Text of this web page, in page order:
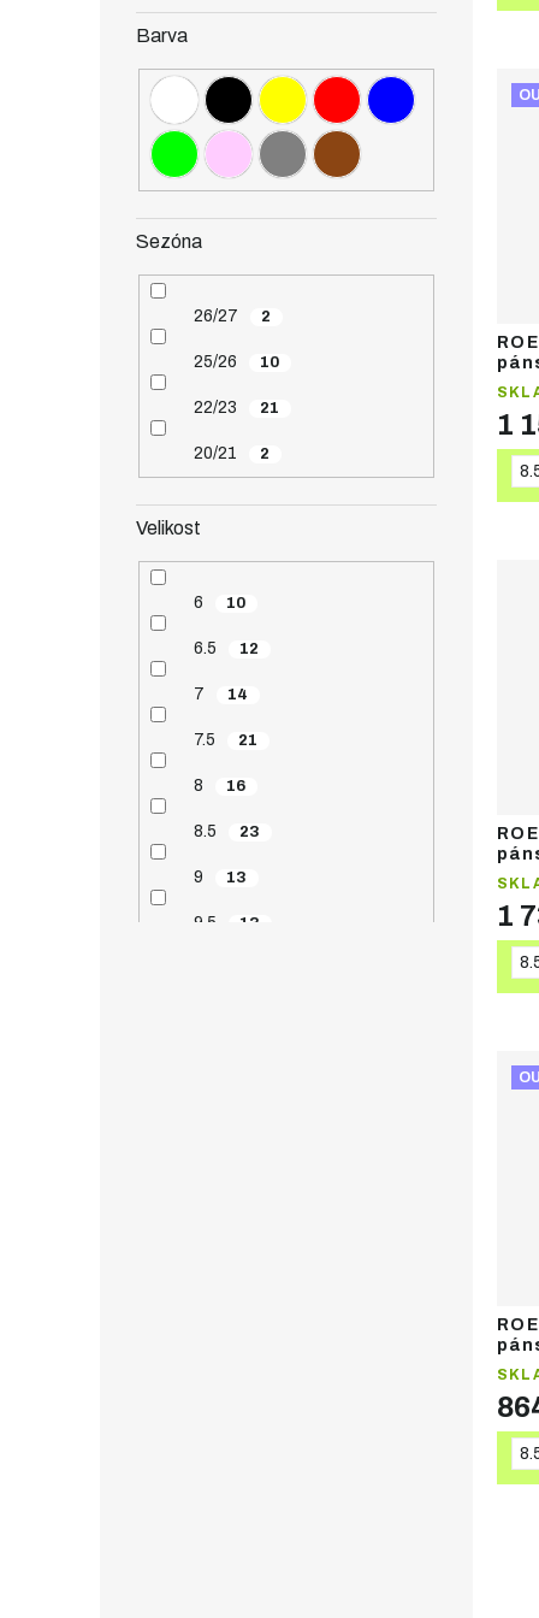
Velikost
6 10
6.5 12
7 14
7.5 21
8 16
8.5 23
9 13
9.5 13
Barva
Sezóna
26/27 2
25/26 10
22/23 21
20/21 2
1
1